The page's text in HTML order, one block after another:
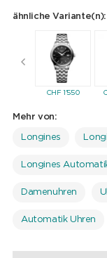
ähnliche Variante(n):
CHF1'550
Mehr von:
Longines
Longines
Damenuhren
Automatik Uhren